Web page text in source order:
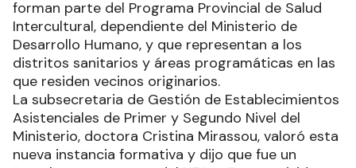
forman parte del Programa Provincial de Salud
Intercultural, dependiente del Ministerio de
Desarrollo Humano, y que representan a los
distritos sanitarios y áreas programáticas en las
que residen vecinos originarios.
La subsecretaria de Gestión de Establecimientos
Asistenciales de Primer y Segundo Nivel del
Ministerio, doctora Cristina Mirassou, valoró esta
nueva instancia formativa y dijo que fue un